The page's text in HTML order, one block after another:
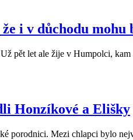
i v důchodu mohu
pět let ale žije v Humpolci,
Honzíkové a Elišky
porodnici. Mezi chlapci bylo